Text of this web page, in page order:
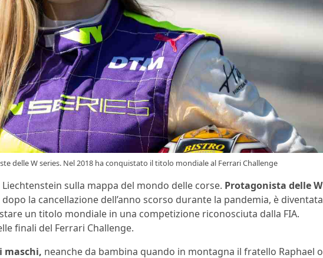
delle W series. Nel 2018 ha conquistato il titolo mondiale al Ferrari Challenge
Liechtenstein sulla mappa del mondo delle corse. Protagonista delle W
dopo la cancellazione dell’anno scorso durante la pandemia, è diventata
un titolo mondiale in una competizione riconosciuta dalla FIA.
finali del Ferrari Challenge.
maschi, neanche da bambina quando in montagna il fratello Raphael o